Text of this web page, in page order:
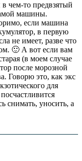
чем-то предвзятый
машины.
если машина
в первую
не имеет, разве что
🙂 А вот если вам
(в моем случае
после морозной
Говорю это, как экс
для
снимать, уносить, а